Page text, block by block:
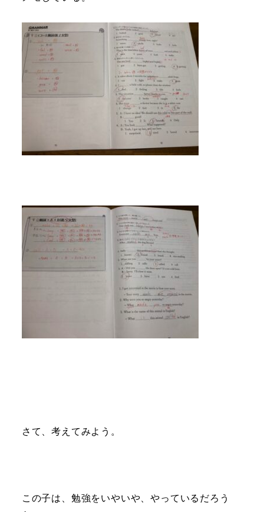
さて、考えてみよう。
この子は、勉強をいやいや、やっているだろう